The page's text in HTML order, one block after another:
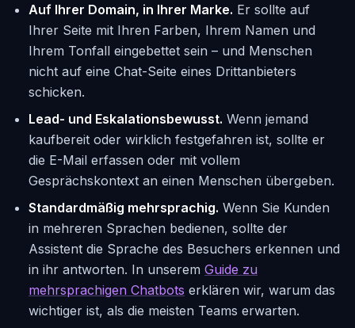
Auf Ihrer Domain, in Ihrer Marke. Er sollte auf
Ihrer Seite mit Ihren Farben, Ihrem Namen und
Ihrem Tonfall eingebettet sein – und Menschen
nicht auf eine Chat-Seite eines Drittanbieters
schicken.
Lead- und Eskalationsbewusst. Wenn jemand
kaufbereit oder wirklich festgefahren ist, sollte er
die E-Mail erfassen oder mit vollem
Gesprächskontext an einen Menschen übergeben.
Standardmäßig mehrsprachig. Wenn Sie Kunden
in mehreren Sprachen bedienen, sollte der
Assistent die Sprache des Besuchers erkennen und
in ihr antworten. In unserem Guide zu
mehrsprachigen Chatbots erklären wir, warum das
wichtiger ist, als die meisten Teams erwarten.